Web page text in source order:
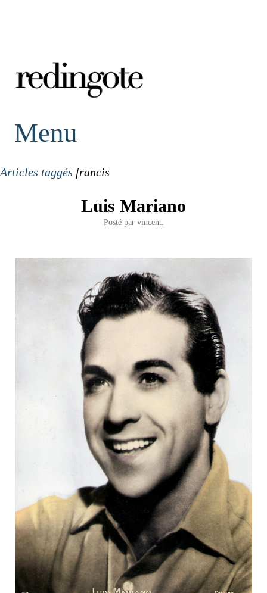
redingote.
Menu
Articles taggés francis
Luis Mariano
Posté par vincent.